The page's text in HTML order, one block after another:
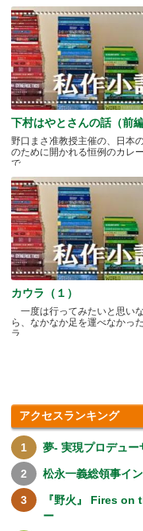
下村はやとさんの話（前編
野口まさ准教授主催の、日本
のために開かれる恒例のカレ
で.....
カウラ（１）
一度は行ってみたいと思い
ら、なかなか足を運べなかっ
ラ.....
アクセスランキング
夢- 実現プロデュ
松永一義総領事イ
『野火』 Fires on
ー